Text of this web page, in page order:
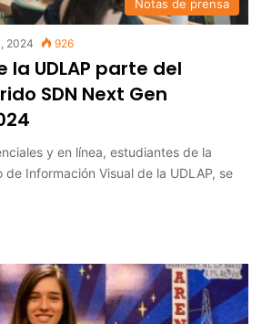
Notas de prensa
2024 926
la UDLAP parte del
SDN Next Gen
y en línea, estudiantes de la
de Información Visual de la UDLAP, se